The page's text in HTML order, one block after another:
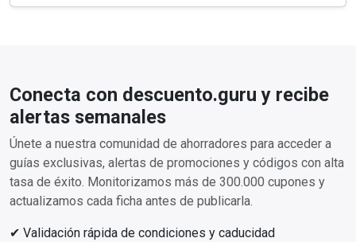
Conecta con descuento.guru y recibe
alertas semanales
Únete a nuestra comunidad de ahorradores para acceder a
guías exclusivas, alertas de promociones y códigos con alta
tasa de éxito. Monitorizamos más de 300.000 cupones y
actualizamos cada ficha antes de publicarla.
✔ Validación rápida de condiciones y caducidad